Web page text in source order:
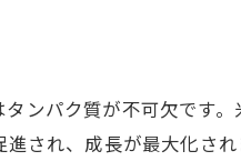
ンパク質が不可欠です
され、成長が最大化さ